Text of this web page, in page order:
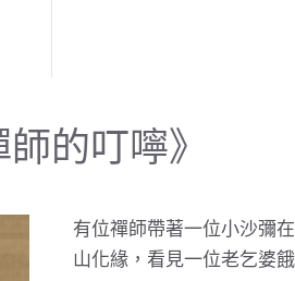
師的叮嚀》
有位禪師帶著一位小沙彌
山化緣，看見一位老乞婆